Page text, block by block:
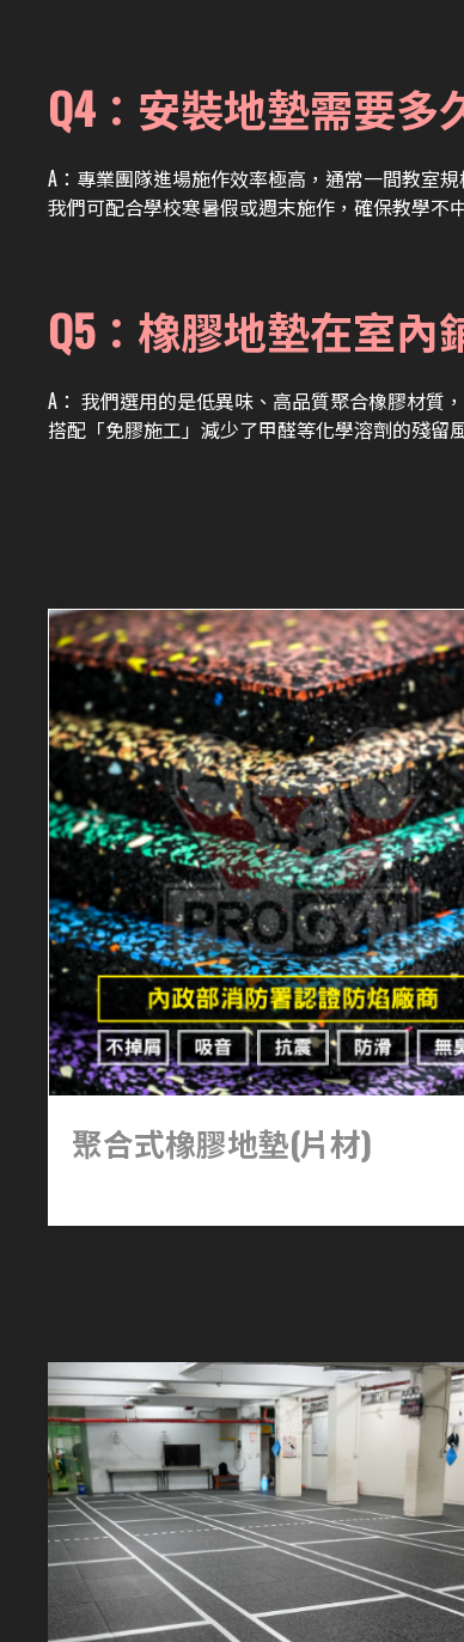
Q4：安裝地墊需要多
A： 專業團隊進場施作效率極高，通常一間教室
我們可配合學校寒暑假或週末施作，確保教學不
Q5：橡膠地墊在室內
A： 我們選用的是低異味、高品質聚合橡膠材質
搭配「免膠施工」減少了甲醛等化學溶劑的殘留
聚合式橡膠地墊(片材)